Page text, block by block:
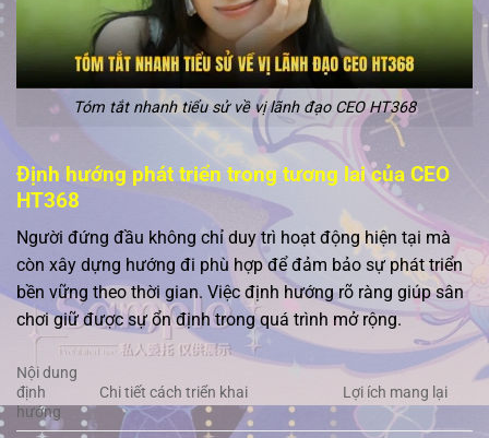
Tóm tắt nhanh tiểu sử về vị lãnh đạo CEO HT368
Định hướng phát triển trong tương lai của CEO
HT368
Người đứng đầu không chỉ duy trì hoạt động hiện tại mà
còn xây dựng hướng đi phù hợp để đảm bảo sự phát triển
bền vững theo thời gian. Việc định hướng rõ ràng giúp sân
chơi giữ được sự ổn định trong quá trình mở rộng.
Nội dung
định
hướng
Chi tiết cách triển khai Lợi ích mang lại